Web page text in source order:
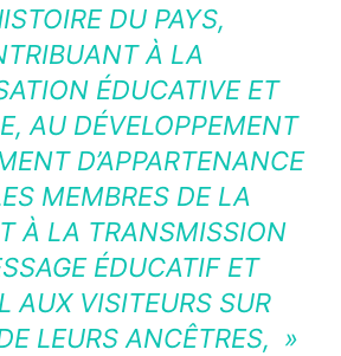
DU PAYS,
À LA
ÉDUCATIVE ET
AU DÉVELOPPEMENT
D’APPARTENANCE
MEMBRES DE LA
À LA TRANSMISSION
ÉDUCATIF ET
AUX VISITEURS SUR
LEURS ANCÊTRES, »